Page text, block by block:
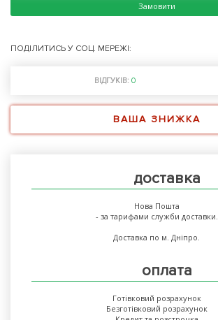
Замовити
ПОДІЛИТИСЬ У СОЦ. МЕРЕЖІ:
ВІДГУКІВ: 0
ВАША ЗНИЖКА
доставка
Нова Пошта
- за тарифами служби доставки.
Доставка по м. Дніпро.
оплата
Готівковий розрахунок
Безготівковий розрахунок